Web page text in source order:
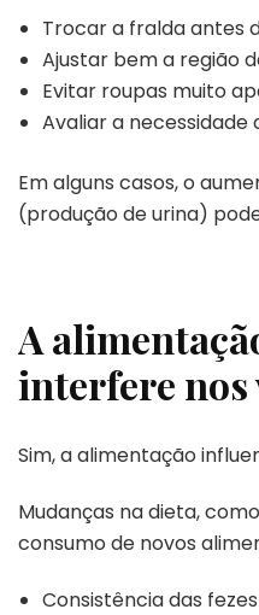
Trocar a fralda antes
Ajustar bem a região
Evitar roupas muito
Avaliar a
Em alguns casos, o
(produção de urina)
A
interfere nos
Sim, a alimentação
Mudanças na dieta,
consumo de novos
Consistência das fezes